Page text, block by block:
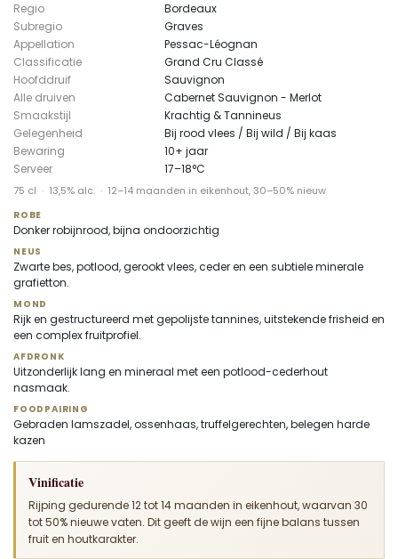
Regio
Bordeaux
Subregio
Graves
Appellation
Pessac-Léognan
Classificatie
Grand Cru Classé
Hoofddruif
Sauvignon
Alle druiven
Cabernet Sauvignon - Merlot
Smaakstijl
Krachtig & Tannineus
Gelegenheid
Bij rood vlees / Bij wild / Bij kaas
Bewaring
10+ jaar
Serveer
17–18°C
75 cl · 13,5% alc. · 12–14 maanden in eikenhout, 30–50% nieuw
ROBE
Donker robijnrood, bijna ondoorzichtig
NEUS
Zwarte bes, potlood, gerookt vlees, ceder en een subtiele minerale
grafietton.
MOND
Rijk en gestructureerd met gepolijste tannines, uitstekende frisheid en
een complex fruitprofiel.
AFDRONK
Uitzonderlijk lang en mineraal met een potlood-cederhout
nasmaak.
FOODPAIRING
Gebraden lamszadel, ossenhaas, truffelgerechten, belegen harde
kazen
Vinificatie
Rijping gedurende 12 tot 14 maanden in eikenhout, waarvan 30
tot 50% nieuwe vaten. Dit geeft de wijn een fijne balans tussen
fruit en houtkarakter.